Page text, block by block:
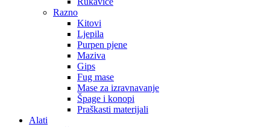
Razno
Kitovi
Ljepila
Purpen pjene
Maziva
Gips
Fug mase
Mase za izravnavanje
Špage i konopi
Praškasti materijali
Alati